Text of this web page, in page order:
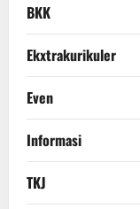
BKK
Ekxtrakurikuler
Even
Informasi
TKJ